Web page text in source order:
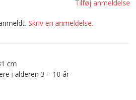
Tilføj anmeldelse
Skriv en anmeldelse.
cm
i alderen 3 – 10 år